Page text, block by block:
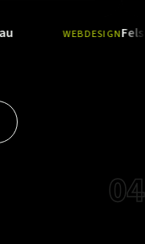
WEBDESIGN Ansehen
04